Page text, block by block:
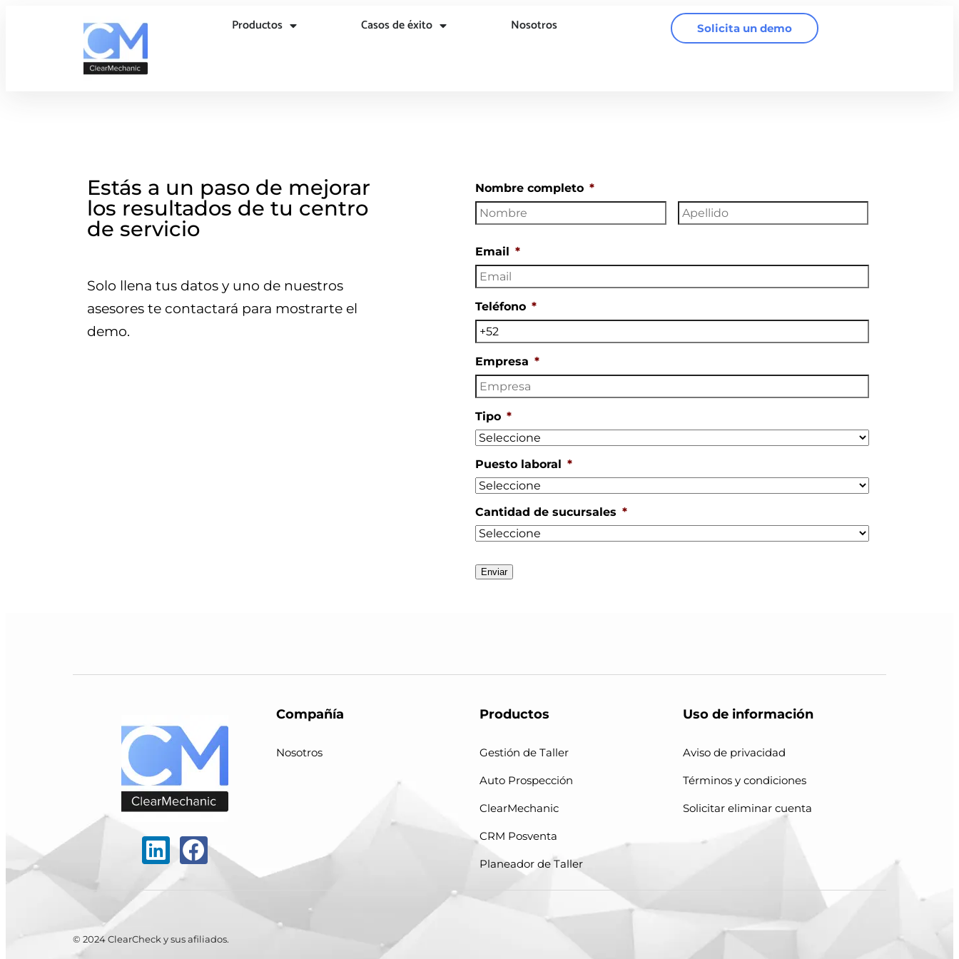
Productos Casos de éxito Nosotros Solicita un demo
Estás a un paso de mejorar
los resultados de tu centro
de servicio
Solo llena tus datos y uno de nuestros
asesores te contactará para mostrarte el
demo.
Nombre completo *
Email *
Teléfono *
Empresa *
Tipo *
Puesto laboral *
Cantidad de sucursales *
Enviar
Compañía
Nosotros
Productos
Gestión de Taller
Auto Prospección
ClearMechanic
CRM Posventa
Planeador de Taller
Uso de información
Aviso de privacidad
Términos y condiciones
Solicitar eliminar cuenta
© 2024 ClearCheck y sus afiliados.